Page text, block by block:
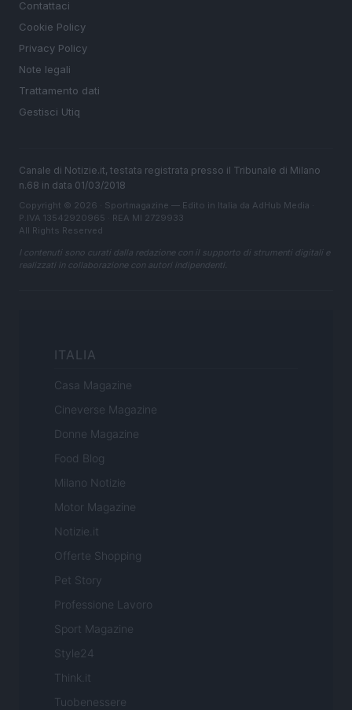
Contattaci
Cookie Policy
Privacy Policy
Note legali
Trattamento dati
Gestisci Utiq
Canale di Notizie.it, testata registrata presso il Tribunale di Milano
n.68 in data 01/03/2018
Copyright © 2026 · Sportmagazine — Edito in Italia da AdHub Media
P.IVA 13542920965 · REA MI 2729933
All Rights Reserved
I contenuti sono curati dalla redazione con il supporto di strumenti digitali e
realizzati in collaborazione con autori indipendenti.
ITALIA
Casa Magazine
Cineverse Magazine
Donne Magazine
Food Blog
Milano Notizie
Motor Magazine
Notizie.it
Offerte Shopping
Pet Story
Professione Lavoro
Sport Magazine
Style24
Think.it
Tuobenessere